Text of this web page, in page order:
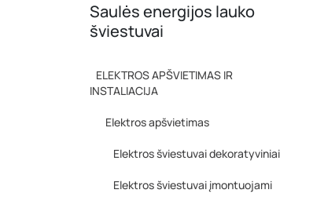
Saulės energijos lauko
šviestuvai
ELEKTROS APŠVIETIMAS IR
INSTALIACIJA
Elektros apšvietimas
Elektros šviestuvai dekoratyviniai
Elektros šviestuvai įmontuojami